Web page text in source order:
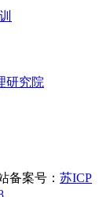
研究院
备案号： 苏ICP